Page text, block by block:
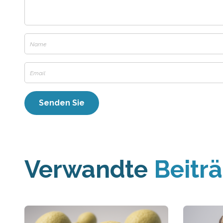
Verwandte